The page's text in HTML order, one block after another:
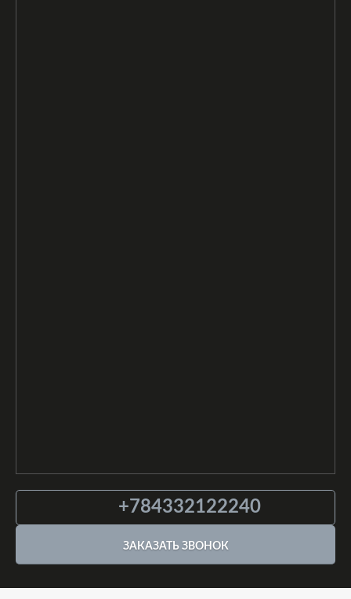
+784332122240
ЗАКАЗАТЬ ЗВОНОК